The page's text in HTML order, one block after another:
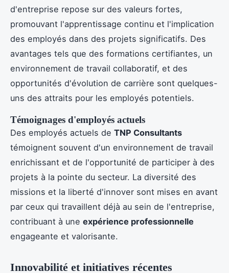
d'entreprise repose sur des valeurs fortes,
promouvant l'apprentissage continu et l'implication
des employés dans des projets significatifs. Des
avantages tels que des formations certifiantes, un
environnement de travail collaboratif, et des
opportunités d'évolution de carrière sont quelques-
uns des attraits pour les employés potentiels.
Témoignages d'employés actuels
Des employés actuels de TNP Consultants
témoignent souvent d'un environnement de travail
enrichissant et de l'opportunité de participer à des
projets à la pointe du secteur. La diversité des
missions et la liberté d'innover sont mises en avant
par ceux qui travaillent déjà au sein de l'entreprise,
contribuant à une expérience professionnelle
engageante et valorisante.
Innovabilité et initiatives récentes